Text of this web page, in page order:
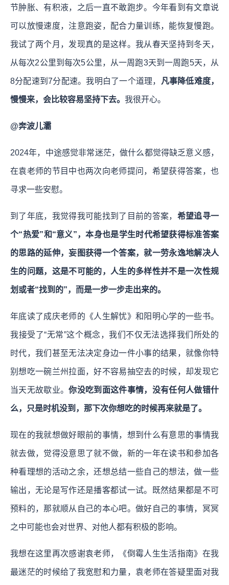
节肿胀、有积液，之后一直不敢跑步。今年看到有文章说
可以放慢速度，注意跑姿，配合力量训练，能恢复慢跑。
我试了两个月，发现真的是这样。我从春天坚持到冬天，
从每次2公里到每次5公里，从一周跑3天到一周跑5天，从
8分配速到7分配速。我明白了一个道理， 凡事降低难度，
慢慢来，会比较容易坚持下去。 我很开心。
@奔波儿灞
2024年，中途感觉非常迷茫，做什么都觉得缺乏意义感，
在袁老师的节目中也两次向老师提问，希望获得答案，也
寻求一些安慰。
到了年底，我觉得我可能找到了目前的答案， 希望追寻一
个“热爱”和“意义”，本身也是学生时代希望获得标准答案
的思路的延伸，妄图获得一个答案，就一劳永逸地解决人
生的问题，这是不可能的，人生的多样性并不是一次性规
划或者“找到的”，而是一步一步走出来的。
年底读了成庆老师的《人生解忧》和阳明心学的一些书。
我接受了“无常”这个概念，我们不仅无法选择我们所处的
时代，我们甚至无法决定身边一件小事的结果，就像你特
别想吃一碗兰州拉面，好不容易抽空去的时候，却发现它
当天无故歇业。你没吃到面这件事情，没有任何人做错什
么，只是时机没到，那下次你想吃的时候再来就是了。
现在的我就想做好眼前的事情，想到什么有意思的事情我
就去做，觉得没意思了就不做，新的一年在读书和参加各
种看理想的活动之余，还想总结一些自己的想法，做一些
输出，无论是写作还是播客都试一试。既然结果都是不可
预料的，那就顺从自己的本心吧。做好自己的事情，冥冥
之中可能也会对世界、对他人都有积极的影响。
我想在这里再次感谢袁老师，《倒霉人生生活指南》在我
最迷茫的时候给了我宽慰和力量，袁老师在答疑里面对我